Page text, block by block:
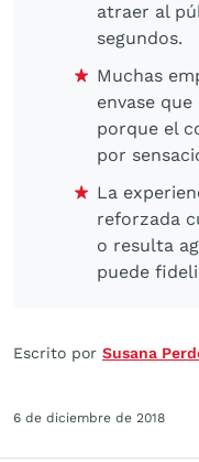
atraer al
segundos.
Muchas
envase
porque el
por
La
reforzada
o resulta
puede
Escrito por Susana
6 de diciembre de 2018